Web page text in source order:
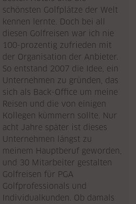
schönsten Golfplätze der Welt
kennen lernte. Doch bei all
diesen Golfreisen war ich nie
100-prozentig zufrieden mit
der Organisation der Anbieter.
So entstand 2007 die Idee, ein
Unternehmen zu gründen, das
sich als Back-Office um meine
Reisen und die von einigen
Kollegen kümmern sollte. Nur
acht Jahre später ist dieses
Unternehmen längst zu
meinem Hauptberuf geworden,
und 30 Mitarbeiter gestalten
Golfreisen für PGA
Golfprofessionals und
Individualkunden. Ob damals